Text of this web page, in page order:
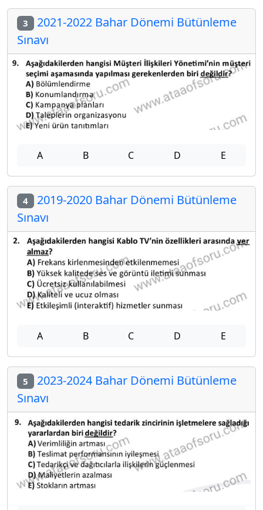
3 2021-2022 Bahar Dönemi Bütünleme
Sınavı
A B C D E
4 2019-2020 Bahar Dönemi Bütünleme
Sınavı
A B C D E
5 2023-2024 Bahar Dönemi Bütünleme
Sınavı